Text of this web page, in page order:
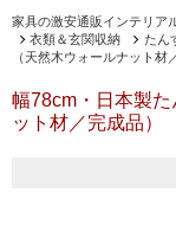
家具の激安通販インテリア
衣類＆玄関収納
たん
（天然木ウォールナット材
幅78cm・日本製
ット材／完成品）